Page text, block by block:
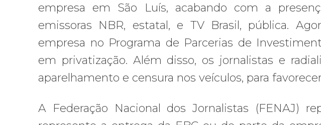
empresa em São Luís, acabando com a
emissoras NBR, estatal, e TV Brasil, pública.
empresa no Programa de Parcerias de
em privatização. Além disso, os jornalistas e
aparelhamento e censura nos veículos, para
A Federação Nacional dos Jornalistas (FENAJ)